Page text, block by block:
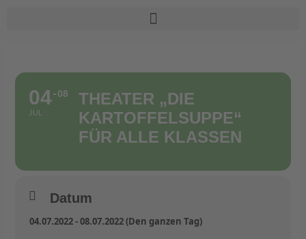
04
JUL
08
THEATER „DIE
KARTOFFELSUPPE“
FÜR ALLE KLASSEN
Datum
04.07.2022 - 08.07.2022 (Den ganzen Tag)